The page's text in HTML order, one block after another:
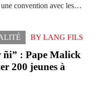
convention avec les…
BY LANG FILS
ñi” : Pape Malick
200 jeunes à